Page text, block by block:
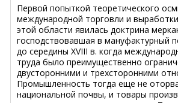
Первой попыткой теоретического
международной торговли и
этой области явилась доктрина
господствовавшая в мануфактурный
до середины XVIII в. когда
труда было преимущественно
двусторонними и трехсторонними
Промышленность тогда еще не
национальной почвы, и товары